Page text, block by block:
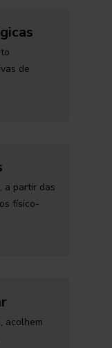
de
a partir das
físico-
acolhem